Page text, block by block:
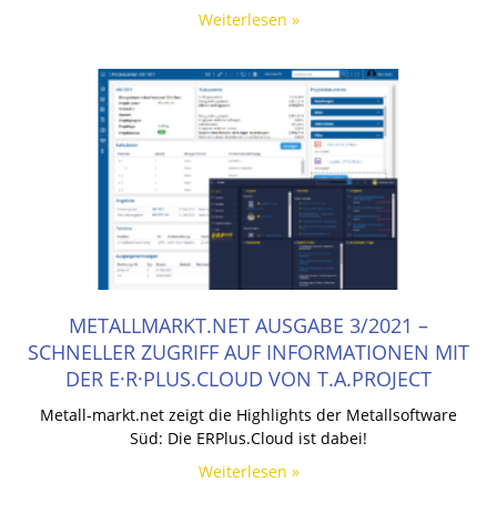
Weiterlesen »
METALLMARKT.NET AUSGABE 3/2021 –
SCHNELLER ZUGRIFF AUF INFORMATIONEN MIT
DER E·R·PLUS.CLOUD VON T.A.PROJECT
Metall-markt.net zeigt die Highlights der Metallsoftware
Süd: Die ERPlus.Cloud ist dabei!
Weiterlesen »